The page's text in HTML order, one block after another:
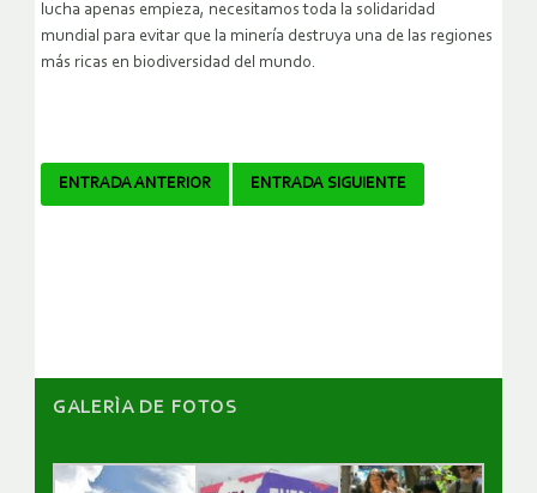
lucha apenas empieza, necesitamos toda la solidaridad
mundial para evitar que la minería destruya una de las regiones
más ricas en biodiversidad del mundo.
Navegador
ENTRADA ANTERIOR ENTRADA SIGUIENTE
GALERÌA DE FOTOS